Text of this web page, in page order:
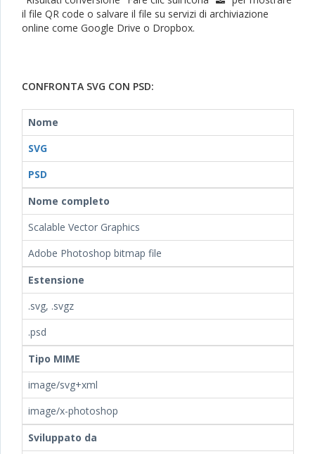
il file QR code o salvare il file su servizi di archiviazione
online come Google Drive o Dropbox.
CONFRONTA SVG CON PSD:
Nome
SVG
PSD
Nome completo
Scalable Vector Graphics
Adobe Photoshop bitmap file
Estensione
.svg, .svgz
.psd
Tipo MIME
image/svg+xml
image/x-photoshop
Sviluppato da